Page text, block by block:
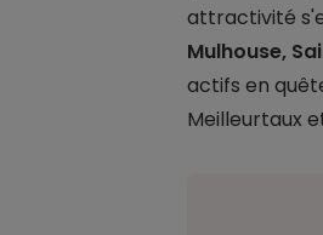
attractivité
Mulhouse,
actifs en
Meilleurtaux